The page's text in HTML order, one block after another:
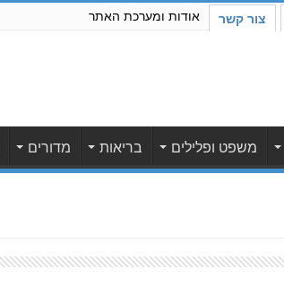
צור קשר אודות ומערכת האתר
משפט ופלילים בריאות מדורים